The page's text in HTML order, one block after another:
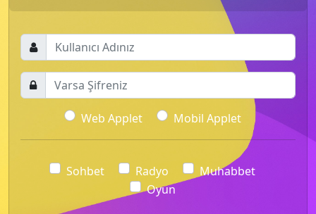
Web Applet Mobil Applet
Sohbet Radyo
Muhabbet
Oyun